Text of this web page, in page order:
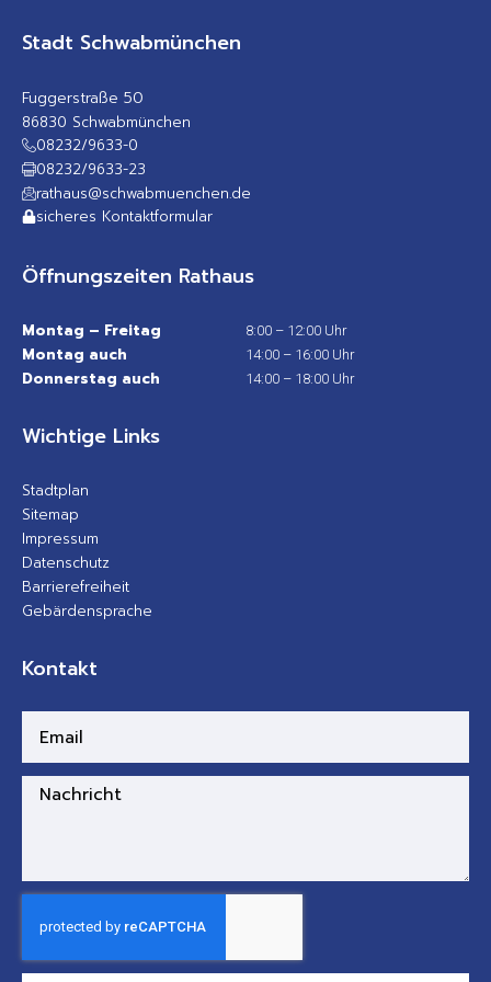
Stadt Schwabmünchen
Fuggerstraße 50
86830 Schwabmünchen
08232/9633-0
08232/9633-23
rathaus@schwabmuenchen.de
sicheres Kontaktformular
Öffnungszeiten Rathaus
Montag – Freitag 8:00 – 12:00 Uhr
Montag auch 14:00 – 16:00 Uhr
Donnerstag auch 14:00 – 18:00 Uhr
Wichtige Links
Stadtplan
Sitemap
Impressum
Datenschutz
Barrierefreiheit
Gebärdensprache
Kontakt